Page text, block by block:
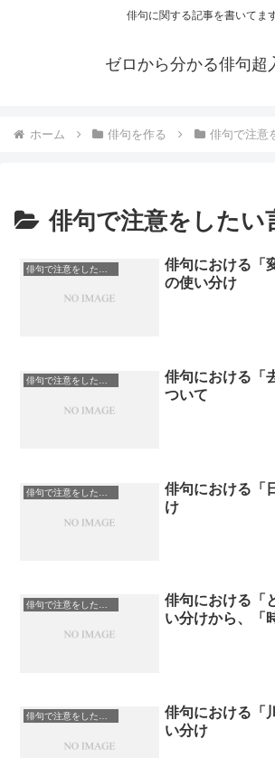
俳句に関する記事を書いてま
ゼロから分かる俳句超
ホーム 俳句を作る 俳句で注意
俳句で注意をしたい
俳句における「
の使い分け
俳句で注意をしたい言葉
俳句における「
ついて
俳句における「
け
俳句における「
い分けから、「
俳句で注意をしたい言葉
俳句における「
い分け